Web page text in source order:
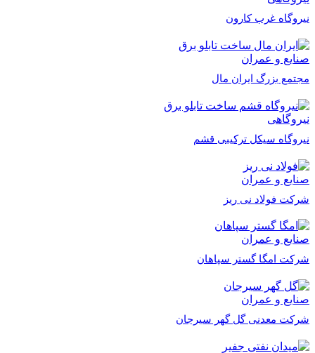
نیروگاه غرب کارون
صنایع و عمران
مجتمع بزرگ ایران مال
نیروگاهی
نیروگاه سیکل ترکیبی قشم
صنایع و عمران
شرکت فولاد نی ریز
صنایع و عمران
شرکت امگا گستر سپاهان
صنایع و عمران
شرکت معدنی گل گهر سیرجان